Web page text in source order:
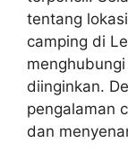
tentang
camping di
diinginkan.
pengalaman
dan